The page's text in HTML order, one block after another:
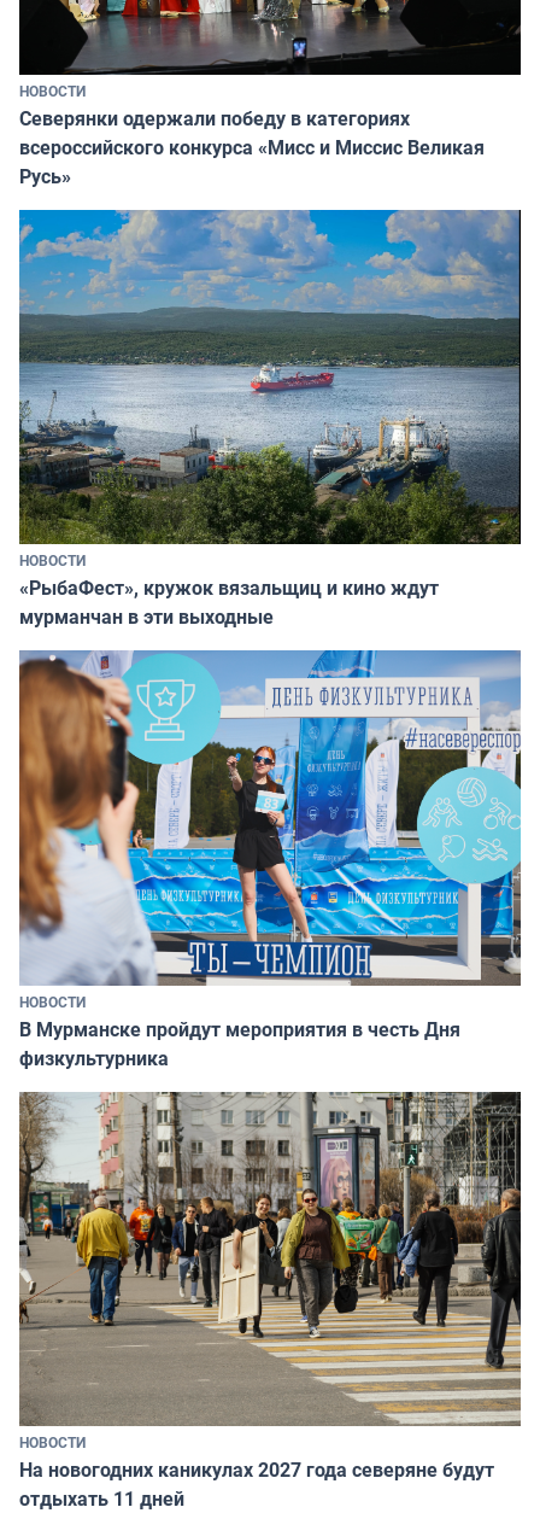
НОВОСТИ
Северянки одержали победу в категориях
всероссийского конкурса «Мисс и Миссис Великая
Русь»
НОВОСТИ
«РыбаФест», кружок вязальщиц и кино ждут
мурманчан в эти выходные
НОВОСТИ
В Мурманске пройдут мероприятия в честь Дня
физкультурника
НОВОСТИ
На новогодних каникулах 2027 года северяне будут
отдыхать 11 дней